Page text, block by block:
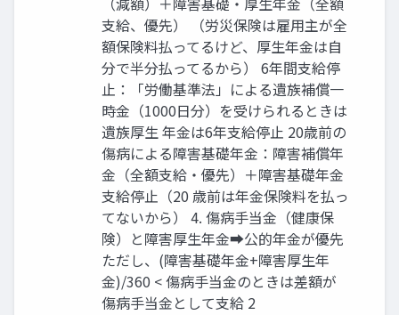
支給、優先） （労災保険は雇用主が全
額保険料払ってるけど、厚生年金は自
分で半分払ってるから） 6年間支給停
止：「労働基準法」による遺族補償一
時金（1000日分）を受けられるときは
遺族厚生 年金は6年支給停止 20歳前の
傷病による障害基礎年金：障害補償年
金（全額支給・優先）＋障害基礎年金
支給停止（20 歳前は年金保険料を払っ
てないから） 4. 傷病手当金（健康保
険）と障害厚生年金➡公的年金が優先
ただし、(障害基礎年金+障害厚生年
金)/360 < 傷病手当金のときは差額が
傷病手当金として支給 2